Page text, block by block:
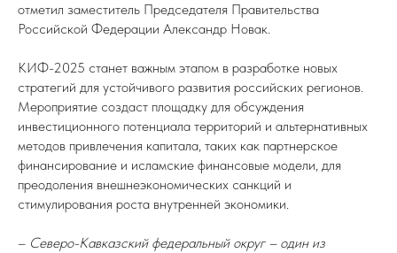
отметил заместитель Председателя Правительства
Российской Федерации Александр Новак.
КИФ-2025 станет важным этапом в разработке новых
стратегий для устойчивого развития российских регионов.
Мероприятие создаст площадку для обсуждения
инвестиционного потенциала территорий и альтернативных
методов привлечения капитала, таких как партнерское
финансирование и исламские финансовые модели, для
преодоления внешнеэкономических санкций и
стимулирования роста внутренней экономики.
– Северо-Кавказский федеральный округ – один из